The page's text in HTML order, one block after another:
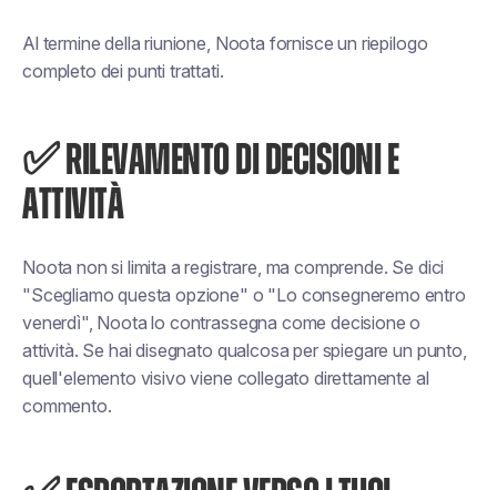
Al termine della riunione, Noota fornisce un riepilogo
completo dei punti trattati.
✅ RILEVAMENTO DI DECISIONI E
ATTIVITÀ
Noota non si limita a registrare, ma comprende. Se dici
"Scegliamo questa opzione" o "Lo consegneremo entro
venerdì", Noota lo contrassegna come decisione o
attività. Se hai disegnato qualcosa per spiegare un punto,
quell'elemento visivo viene collegato direttamente al
commento.